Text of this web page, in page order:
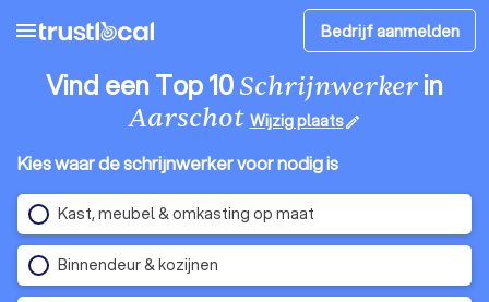
menu Bedrijf aanmelden
Vind een Top 10Schrijnwerkerin
Aarschot Wijzig plaatsedit
Kies waar de schrijnwerker voor nodig is
Kast, meubel & omkasting op maat
Binnendeur & kozijnen